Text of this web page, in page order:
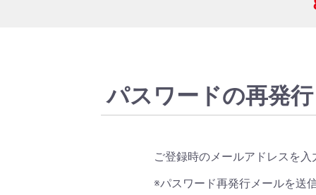
パスワードの再発行
ご登録時のメールアドレスを
※パスワード再発行メールを送